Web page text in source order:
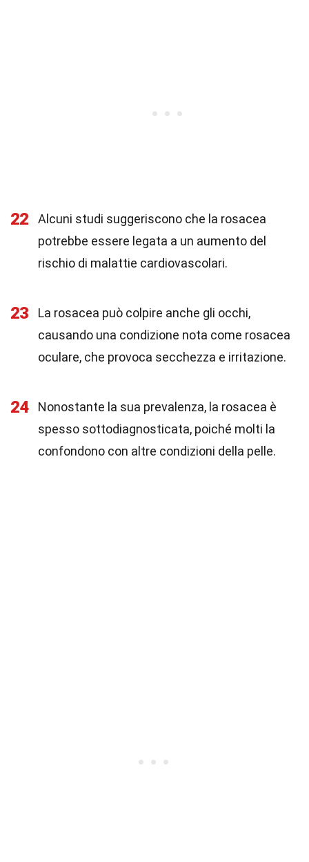
22
Alcuni studi suggeriscono che la rosacea
potrebbe essere legata a un aumento del
rischio di malattie cardiovascolari.
23
La rosacea può colpire anche gli occhi,
causando una condizione nota come rosacea
oculare, che provoca secchezza e irritazione.
24
Nonostante la sua prevalenza, la rosacea è
spesso sottodiagnosticata, poiché molti la
confondono con altre condizioni della pelle.